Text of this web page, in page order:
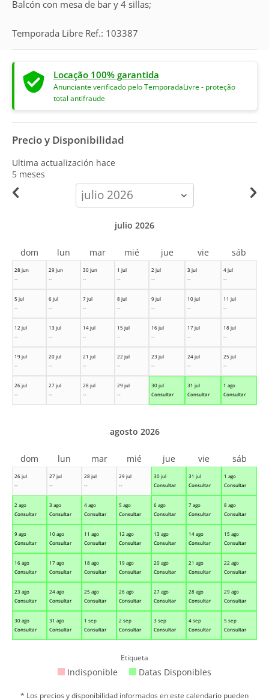
Balcón con mesa de bar y 4 sillas;
Temporada Libre Ref.: 103387
Locação 100% garantida
Anunciante verificado pelo TemporadaLivre - proteção
total antifraude
Precio y Disponibilidad
Ultima actualización hace
5 meses
calendar-
month
28 jun
--
29 jun
--
30 jun
--
1 jul
--
2 jul
--
3 jul
--
4 jul
--
5 jul
--
6 jul
--
7 jul
--
8 jul
--
9 jul
--
10 jul
--
11 jul
--
12 jul
--
13 jul
--
14 jul
--
15 jul
--
16 jul
--
17 jul
--
18 jul
--
19 jul
--
20 jul
--
21 jul
--
22 jul
--
23 jul
--
24 jul
--
25 jul
--
26 jul
--
27 jul
--
28 jul
--
29 jul
--
30 jul
Consultar
31 jul
Consultar
1 ago
Consultar
julio 2026
dom lun mar mié jue vie sáb
26 jul
--
27 jul
--
28 jul
--
29 jul
--
30 jul
Consultar
31 jul
Consultar
1 ago
Consultar
2 ago
Consultar
3 ago
Consultar
4 ago
Consultar
5 ago
Consultar
6 ago
Consultar
7 ago
Consultar
8 ago
Consultar
9 ago
Consultar
10 ago
Consultar
11 ago
Consultar
12 ago
Consultar
13 ago
Consultar
14 ago
Consultar
15 ago
Consultar
16 ago
Consultar
17 ago
Consultar
18 ago
Consultar
19 ago
Consultar
20 ago
Consultar
21 ago
Consultar
22 ago
Consultar
23 ago
Consultar
24 ago
Consultar
25 ago
Consultar
26 ago
Consultar
27 ago
Consultar
28 ago
Consultar
29 ago
Consultar
30 ago
Consultar
31 ago
Consultar
1 sep
Consultar
2 sep
Consultar
3 sep
Consultar
4 sep
Consultar
5 sep
Consultar
agosto 2026
dom lun mar mié jue vie sáb
Etiqueta
Indisponible Datas Disponibles
* Los precios y disponibilidad informados en este calendario pueden